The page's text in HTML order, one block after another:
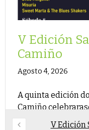
V Edición
V Edición
Camiño
Agosto 4, 2026
A quinta edición
Camiño